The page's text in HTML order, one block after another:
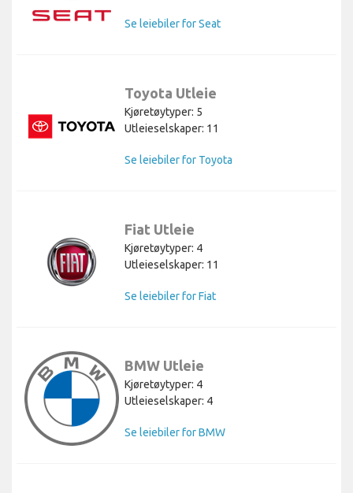
Se leiebiler for Seat
Toyota Utleie
Kjøretøytyper: 5
Utleieselskaper: 11
Se leiebiler for Toyota
Fiat Utleie
Kjøretøytyper: 4
Utleieselskaper: 11
Se leiebiler for Fiat
BMW Utleie
Kjøretøytyper: 4
Utleieselskaper: 4
Se leiebiler for BMW